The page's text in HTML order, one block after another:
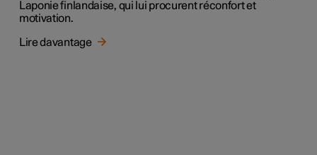
Laponie finlandaise, qui lui procurent réconfort et
motivation.
Lire davantage